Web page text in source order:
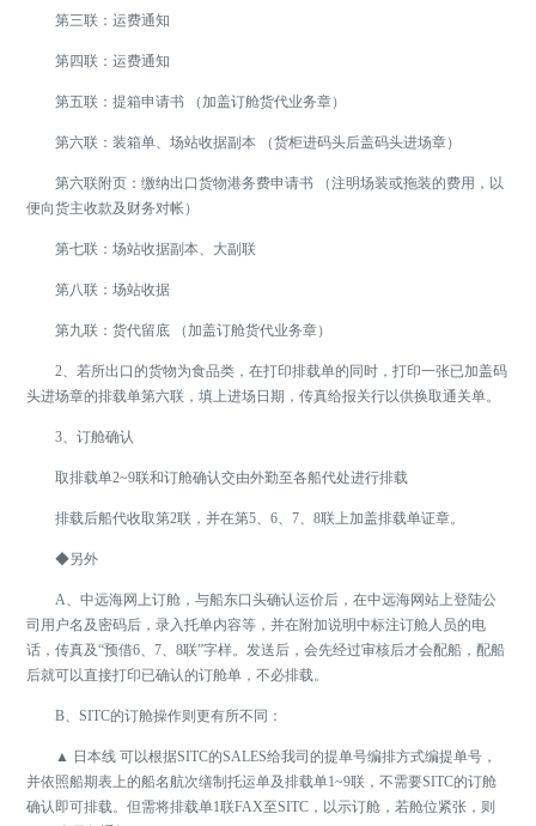
第三联：运费通知
第四联：运费通知
第五联：提箱申请书 （加盖订舱货代业务章）
第六联：装箱单、场站收据副本 （货柜进码头后盖码头进场章）
第六联附页：缴纳出口货物港务费申请书 （注明场装或拖装的费用，以
便向货主收款及财务对帐）
第七联：场站收据副本、大副联
第八联：场站收据
第九联：货代留底 （加盖订舱货代业务章）
2、若所出口的货物为食品类，在打印排载单的同时，打印一张已加盖码
头进场章的排载单第六联，填上进场日期，传真给报关行以供换取通关单。
3、订舱确认
取排载单2~9联和订舱确认交由外勤至各船代处进行排载
排载后船代收取第2联，并在第5、6、7、8联上加盖排载单证章。
◆另外
A、中远海网上订舱，与船东口头确认运价后，在中远海网站上登陆公
司用户名及密码后，录入托单内容等，并在附加说明中标注订舱人员的电
话，传真及“预借6、7、8联”字样。发送后，会先经过审核后才会配船，配船
后就可以直接打印已确认的订舱单，不必排载。
B、SITC的订舱操作则更有所不同：
▲ 日本线 可以根据SITC的SALES给我司的提单号编排方式编提单号，
并依照船期表上的船名航次缮制托运单及排载单1~9联，不需要SITC的订舱
确认即可排载。但需将排载单1联FAX至SITC，以示订舱，若舱位紧张，则